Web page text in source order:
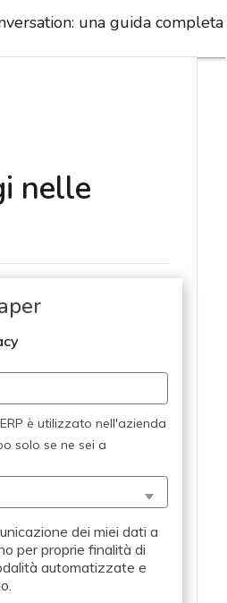
una guida
nelle
è utilizzato nell'azienda
solo se ne sei a
dei miei dati a
per proprie finalità di
automatizzate e